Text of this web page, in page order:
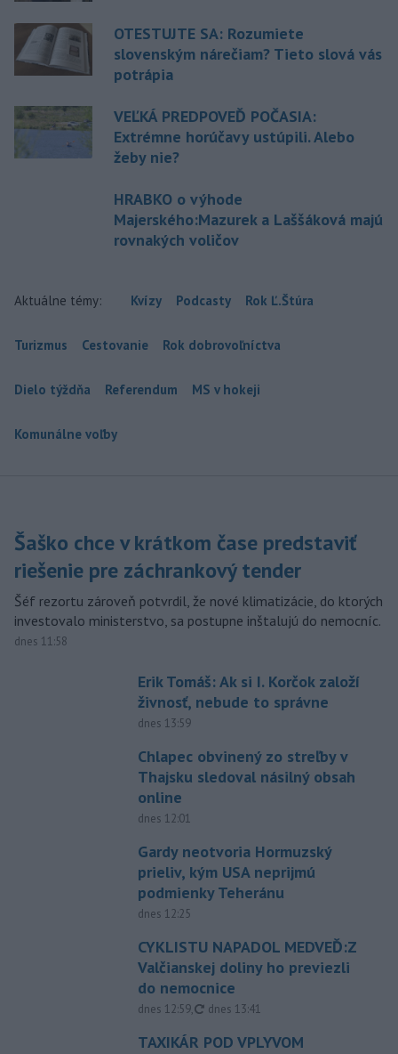
OTESTUJTE SA: Rozumiete
slovenským nárečiam? Tieto slová vás
potrápia
VEĽKÁ PREDPOVEĎ POČASIA:
Extrémne horúčavy ustúpili. Alebo
žeby nie?
HRABKO o výhode
Majerského:Mazurek a Laššáková majú
rovnakých voličov
Aktuálne témy: Kvízy Podcasty Rok Ľ.Štúra
Turizmus Cestovanie Rok dobrovoľníctva
Dielo týždňa Referendum MS v hokeji
Komunálne voľby
Šaško chce v krátkom čase predstaviť
riešenie pre záchrankový tender
Šéf rezortu zároveň potvrdil, že nové klimatizácie, do ktorých
investovalo ministerstvo, sa postupne inštalujú do nemocníc.
dnes 11:58
Erik Tomáš: Ak si I. Korčok založí
živnosť, nebude to správne
dnes 13:59
Chlapec obvinený zo streľby v
Thajsku sledoval násilný obsah
online
dnes 12:01
Gardy neotvoria Hormuzský
prieliv, kým USA neprijmú
podmienky Teheránu
dnes 12:25
CYKLISTU NAPADOL MEDVEĎ:Z
Valčianskej doliny ho previezli
do nemocnice
dnes 12:59, aktualizované
dnes 13:41
TAXIKÁR POD VPLYVOM